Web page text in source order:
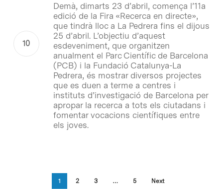
Demà, dimarts 23 d’abril, comença l’11a
edició de la Fira «Recerca en directe»,
que tindrà lloc a La Pedrera fins el dijous
25 d’abril. L’objectiu d’aquest
esdeveniment, que organitzen
anualment el Parc Científic de Barcelona
(PCB) i la Fundació Catalunya-La
Pedrera, és mostrar diversos projectes
que es duen a terme a centres i
instituts d’investigació de Barcelona per
apropar la recerca a tots els ciutadans i
fomentar vocacions científiques entre
els joves.
1 2 3 … 5 Next